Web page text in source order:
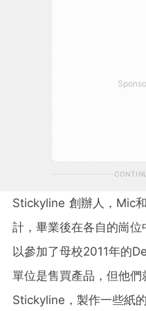
Stickyline 創辦人，Mic
計，畢業後在各自的崗
以參加了母校2011年的
單位是售買產品，但他
Stickyline，製作一些紙